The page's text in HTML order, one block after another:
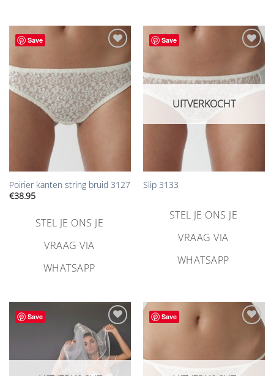
Save
verlanglijst
toevoegen
Poirier kanten string bruid 3127
€38.95
STEL JE ONS JE
VRAAG VIA
WHATSAPP
Save
toevoegen
UITVERKOCHT
Slip 3133
STEL JE ONS JE
VRAAG VIA
WHATSAPP
Save
Aan
verlanglijst
toevoegen
Save